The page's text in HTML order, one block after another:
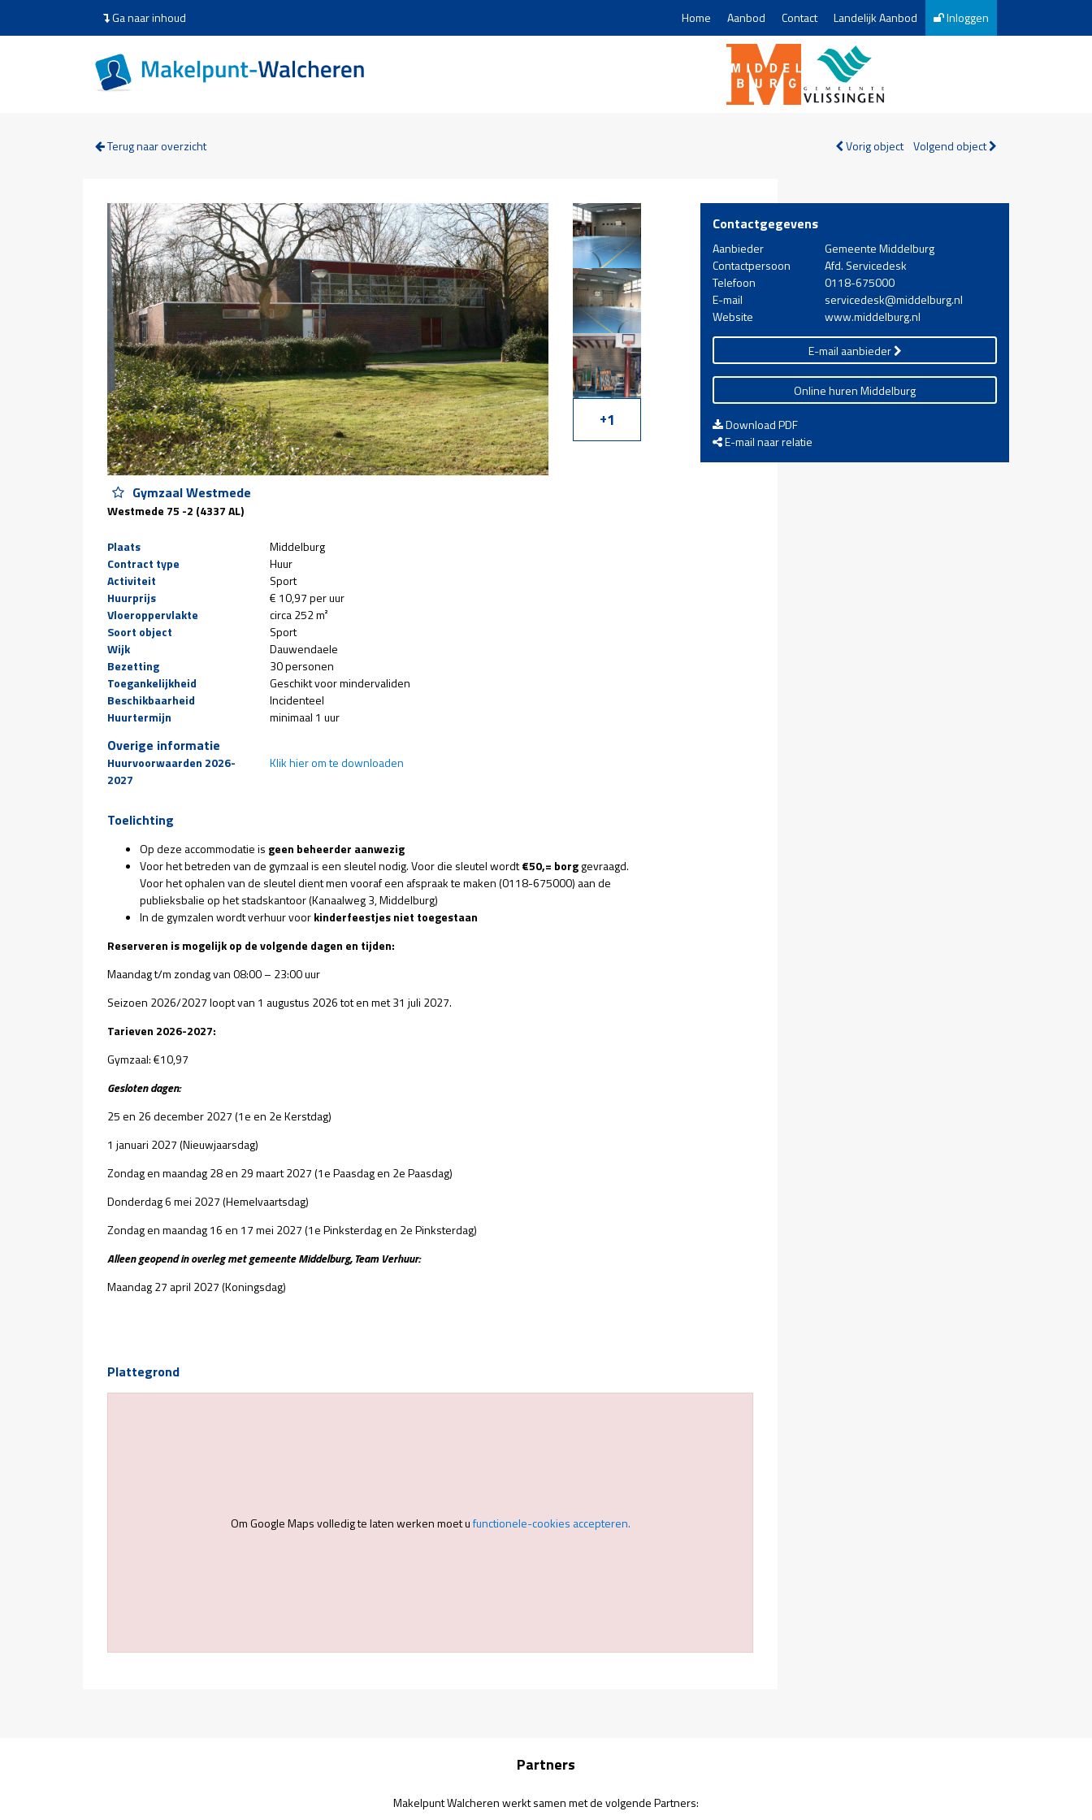
Ga naar inhoud Home Aanbod Contact Landelijk Aanbod Inloggen
Terug naar overzicht Vorig object Volgend object
+1
Gymzaal Westmede
Westmede 75 -2 (4337 AL)
Plaats
Middelburg
Contract type
Huur
Activiteit
Sport
Huurprijs
€ 10,97 per uur
Vloeroppervlakte
circa 252 m²
Soort object
Sport
Wijk
Dauwendaele
Bezetting
30 personen
Toegankelijkheid
Geschikt voor mindervaliden
Beschikbaarheid
Incidenteel
Huurtermijn
minimaal 1 uur
Overige informatie
Huurvoorwaarden 2026-
2027
Klik hier om te downloaden
Toelichting
Op deze accommodatie is geen beheerder aanwezig
Voor het betreden van de gymzaal is een sleutel nodig. Voor die sleutel wordt€50,= borggevraagd.
Voor het ophalen van de sleutel dient men vooraf een afspraak te maken (0118-675000) aan de
publieksbalie op het stadskantoor (Kanaalweg 3, Middelburg)
In de gymzalen wordt verhuur voorkinderfeestjes niet toegestaan
Reserveren is mogelijk op de volgende dagen en tijden:
Maandag t/m zondag van 08:00 – 23:00 uur
Seizoen 2026/2027 loopt van 1 augustus 2026 tot en met 31 juli 2027.
Tarieven 2026-2027:
Gymzaal: €10,97
Gesloten dagen:
25 en 26 december 2027 (1e en 2e Kerstdag)
1 januari 2027 (Nieuwjaarsdag)
Zondag en maandag 28 en 29 maart 2027 (1e Paasdag en 2e Paasdag)
Donderdag 6 mei 2027 (Hemelvaartsdag)
Zondag en maandag 16 en 17 mei 2027 (1e Pinksterdag en 2e Pinksterdag)
Alleen geopend in overleg met gemeente Middelburg, Team Verhuur:
Maandag 27 april 2027 (Koningsdag)
Plattegrond
Om Google Maps volledig te laten werken moet ufunctionele-cookies accepteren.
Contactgegevens
Aanbieder
Gemeente Middelburg
Contactpersoon
Afd. Servicedesk
Telefoon
0118-675000
E-mail
servicedesk@middelburg.nl
Website
www.middelburg.nl
E-mail aanbieder
Online huren Middelburg
Download PDF
E-mail naar relatie
Partners
Makelpunt Walcheren werkt samen met de volgende Partners: